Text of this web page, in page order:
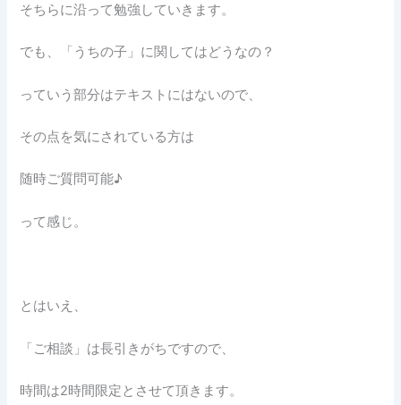
そちらに沿って勉強していきます。
でも、「うちの子」に関してはどうなの？
っていう部分はテキストにはないので、
その点を気にされている方は
随時ご質問可能♪
って感じ。
とはいえ、
「ご相談」は長引きがちですので、
時間は2時間限定とさせて頂きます。